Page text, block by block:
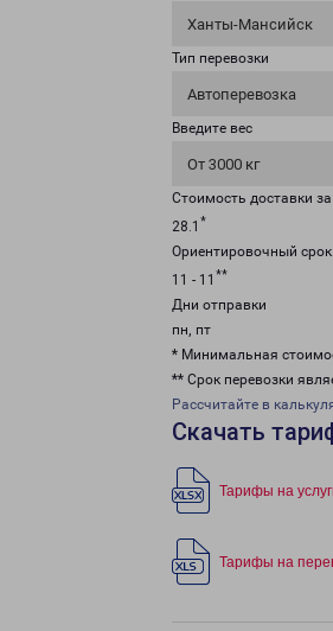
Ханты-Мансийск
Тип перевозки
Автоперевозка
Введите вес
От 3000 кг
Стоимость доставки
28.1 *
Ориентировочный срок
11 - 11 **
Дни отправки
пн, пт
* Минимальная
** Срок перевозки
Рассчитайте в
Скачать
Тарифы на
Тарифы на